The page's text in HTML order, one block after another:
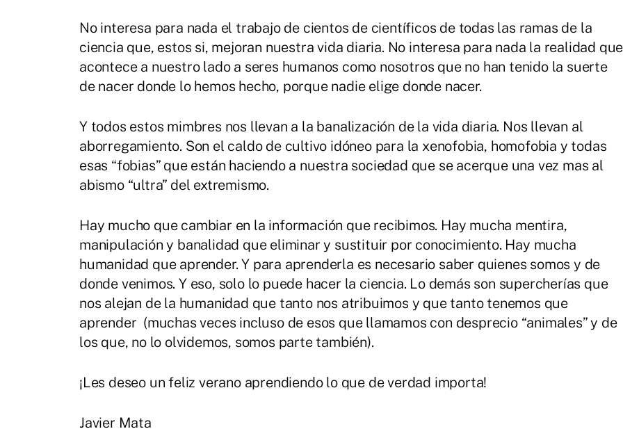
No interesa para nada el trabajo de cientos de científicos de todas las ramas de la
ciencia que, estos si, mejoran nuestra vida diaria. No interesa para nada la realidad que
acontece a nuestro lado a seres humanos como nosotros que no han tenido la suerte
de nacer donde lo hemos hecho, porque nadie elige donde nacer.
Y todos estos mimbres nos llevan a la banalización de la vida diaria. Nos llevan al
aborregamiento. Son el caldo de cultivo idóneo para la xenofobia, homofobia y todas
esas “fobias” que están haciendo a nuestra sociedad que se acerque una vez mas al
abismo “ultra” del extremismo.
Hay mucho que cambiar en la información que recibimos. Hay mucha mentira,
manipulación y banalidad que eliminar y sustituir por conocimiento. Hay mucha
humanidad que aprender. Y para aprenderla es necesario saber quienes somos y de
donde venimos. Y eso, solo lo puede hacer la ciencia. Lo demás son supercherías que
nos alejan de la humanidad que tanto nos atribuimos y que tanto tenemos que
aprender (muchas veces incluso de esos que llamamos con desprecio “animales” y de
los que, no lo olvidemos, somos parte también).
¡Les deseo un feliz verano aprendiendo lo que de verdad importa!
Javier Mata